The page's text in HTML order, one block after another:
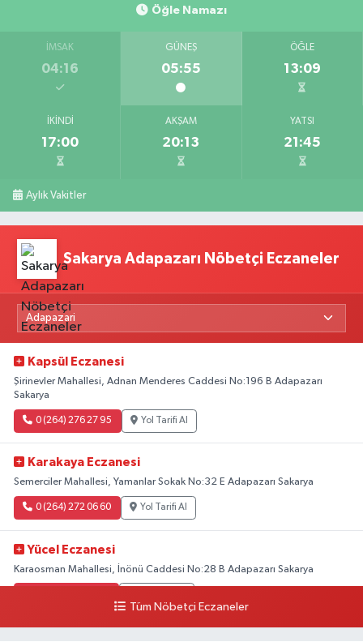
Öğle Namazı
İMSAK
04:16
GÜNEŞ
05:55
ÖĞLE
13:09
İKINDI
17:00
AKŞAM
20:13
YATSI
21:45
Aylık Vakitler
Sakarya Adapazarı Nöbetçi Eczaneler
Kapsül Eczanesi
Şirinevler Mahallesi, Adnan Menderes Caddesi No:196 B Adapazarı
Sakarya
0 (264) 276 27 95 Yol Tarifi Al
Karakaya Eczanesi
Semerciler Mahallesi, Yamanlar Sokak No:32 E Adapazarı Sakarya
0 (264) 272 06 60 Yol Tarifi Al
Yücel Eczanesi
Karaosman Mahallesi, İnönü Caddesi No:28 B Adapazarı Sakarya
Tüm Nöbetçi Eczaneler